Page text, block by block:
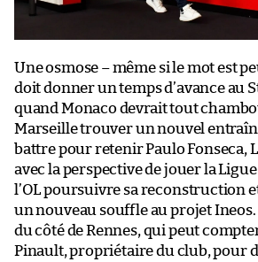
Une osmose – même si le mot est
doit donner un temps d’avance au
quand Monaco devrait tout
Marseille trouver un nouvel
battre pour retenir Paulo Fonseca,
avec la perspective de jouer la
l’OL poursuivre sa reconstruction
un nouveau souffle au projet Ineos.
du côté de Rennes, qui peut
Pinault, propriétaire du club, pour